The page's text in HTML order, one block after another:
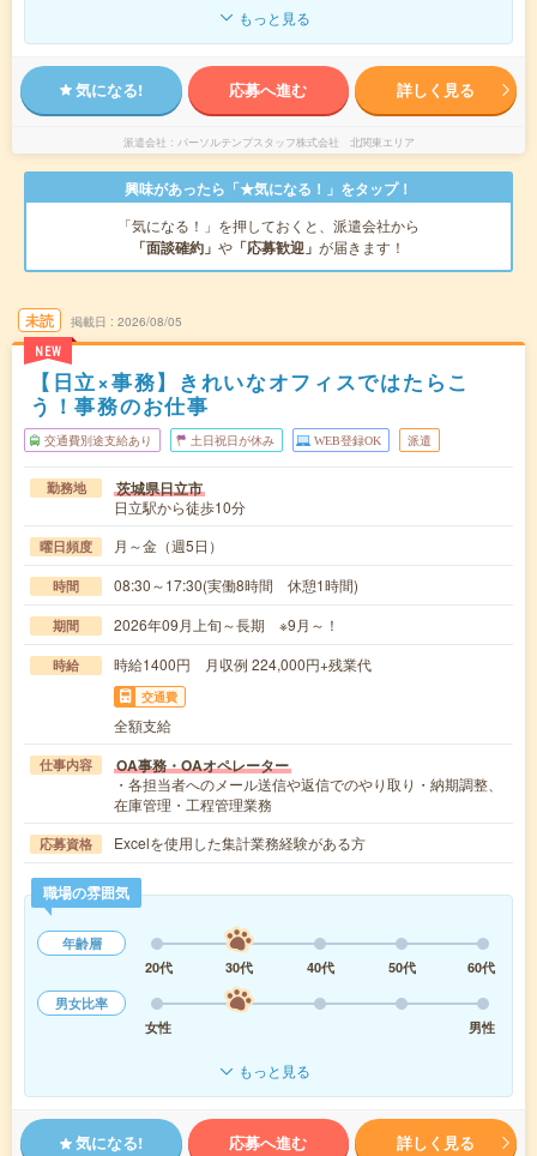
もっと見る
気になる! 応募へ進む 詳しく見る
派遣会社 パーソルテンプスタッフ株式会社 北関東エリア
興味があったら「★気になる！」をタップ！
「気になる！」を押しておくと、派遣会社から
「面談確約」 や 「応募歓迎」 が届きます！
未読
NEW
掲載日 2026/08/05
【日立×事務】きれいなオフィスではたらこ
う！事務のお仕事
交通費別途支給あり 土日祝日が休み WEB登録OK 派遣
勤務地 茨城県日立市
日立駅から徒歩10分
曜日頻度 月～金（週5日）
時間 08:30～17:30(実働8時間 休憩1時間)
期間 2026年09月上旬～長期 ※9月～！
時給 時給1400円 月収例 224,000円+残業代
交通費
全額支給
仕事内容 OA事務・OAオペレーター
・各担当者へのメール送信や返信でのやり取り・納期調整、
在庫管理・工程管理業務
応募資格 Excelを使用した集計業務経験がある方
職場の雰囲気
年齢層
20代
30代 40代 50代
60代
男女比率
女性
男性
もっと見る
気になる! 応募へ進む 詳しく見る